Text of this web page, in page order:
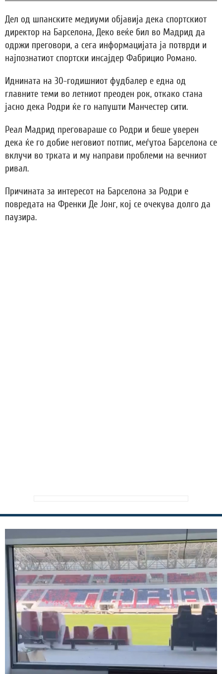
Дел од шпанските медиуми објавија дека спортскиот
директор на Барселона, Деко веќе бил во Мадрид да
одржи преговори, а сега информацијата ја потврди и
најпознатиот спортски инсајдер Фабрицио Романо.
Иднината на 30-годишниот фудбалер е една од
главните теми во летниот преоден рок, откако стана
јасно дека Родри ќе го напушти Манчестер сити.
Реал Мадрид преговараше со Родри и беше уверен
дека ќе го добие неговиот потпис, меѓутоа Барселона се
вклучи во трката и му направи проблеми на вечниот
ривал.
Причината за интересот на Барселона за Родри е
повредата на Френки Де Јонг, кој се очекува долго да
паузира.